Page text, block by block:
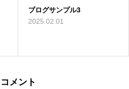
ブログサンプル3
2025.02.01
コメント